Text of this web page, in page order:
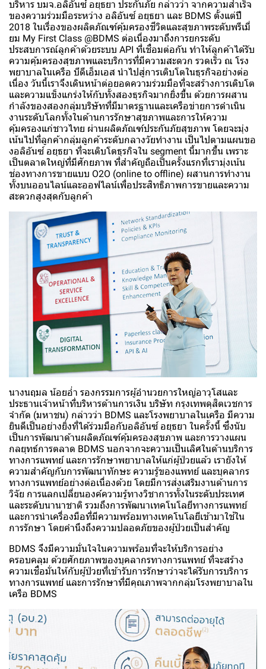
บริหาร บมจ.อลิอันซ์ อยุธยา ประกันภัย กล่าวว่า จากความสำเร็จ
ของความร่วมมือระหว่าง อลิอันซ์ อยุธยา และ BDMS ตั้งแต่ปี
2018 ในเรื่องของผลิตภัณฑ์คุ้มครองชีวิตและสุขภาพระดับพรีเมี่
ยม My First Class @BDMS ต่อเนื่องมาถึงการยกระดับ
ประสบการณ์ลูกค้าด้วยระบบ API ที่เชื่อมต่อกัน ทำให้ลูกค้าได้รับ
ความคุ้มครองสุขภาพและบริการที่มีความสะดวก รวดเร็ว ณ โรง
พยาบาลในเครือ บีดีเอ็มเอส นำไปสู่การเติบโตในธุรกิจอย่างต่อ
เนื่อง วันนี้เราจึงเดินหน้าต่อยอดความร่วมมือที่จะสร้างการเติบโต
และความแข็งแกร่งให้กับทั้งสองธุรกิจมากยิ่งขึ้น ด้วยการผสาน
กำลังของสองกลุ่มบริษัทที่มีมาตรฐานและเครือข่ายการดำเนิน
งานระดับโลกทั้งในด้านการรักษาสุขภาพและการให้ความ
คุ้มครองแก่ชาวไทย ผ่านผลิตภัณฑ์ประกันภัยสุขภาพ โดยจะมุ่ง
เน้นไปที่ลูกค้ากลุ่มลูกค้าระดับกลางวัยทำงาน เป็นไปตามแผนขอ
งอลิอันซ์ อยุธยา ที่จะเติบโตธุรกิจใน segment นี้มากขึ้น เพราะ
เป็นตลาดใหญ่ที่มีศักยภาพ ที่สำคัญถือเป็นครั้งแรกที่เรามุ่งเน้น
ช่องทางการขายแบบ O2O (online to offline) ผสานการทำงาน
ทั้งบนออนไลน์และออฟไลน์เพื่อประสิทธิภาพการขายและความ
สะดวกสูงสุดกับลูกค้า
นางนฤมล น้อยอ่ำ รองกรรมการผู้อำนวยการใหญ่อาวุโสและ
ประธานเจ้าหน้าที่บริหารด้านการเงิน บริษัท กรุงเทพดุสิตเวชการ
จำกัด (มหาชน) กล่าวว่า BDMS และโรงพยาบาลในเครือ มีความ
ยินดีเป็นอย่างยิ่งที่ได้ร่วมมือกับอลิอันซ์ อยุธยา ในครั้งนี้ ซึ่งนับ
เป็นการพัฒนาด้านผลิตภัณฑ์คุ้มครองสุขภาพ และการวางแผน
กลยุทธ์การตลาด BDMS นอกจากจะความเป็นเลิศในด้านบริการ
ทางการแพทย์ และการรักษาพยาบาลให้แก่ผู้ป่วยแล้ว เรายังให้
ความสำคัญกับการพัฒนาทักษะ ความรู้ของแพทย์ และบุคลากร
ทางการแพทย์อย่างต่อเนื่องด้วย โดยมีการส่งเสริมงานด้านการ
วิจัย การแลกเปลี่ยนองค์ความรู้ทางวิชาการทั้งในระดับประเทศ
และระดับนานาชาติ รวมถึงการพัฒนาเทคโนโลยีทางการแพทย์
และการนำเครื่องมือที่มีความพร้อมทางเทคโนโลยีเข้ามาใช้ใน
การรักษา โดยคำนึงถึงความปลอดภัยของผู้ป่วยเป็นสำคัญ
BDMS จึงมีความมั่นใจในความพร้อมที่จะให้บริการอย่าง
ครอบคลุม ด้วยศักยภาพของบุคลากรทางการแพทย์ ที่จะสร้าง
ความเชื่อมั่นให้กับผู้ป่วยที่เข้ารับการรักษาว่าจะได้รับการบริการ
ทางการแพทย์ และการรักษาที่มีคุณภาพจากกลุ่มโรงพยาบาลใน
เครือ BDMS